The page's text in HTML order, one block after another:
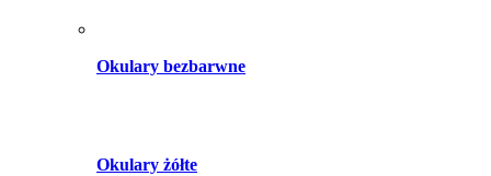
Okulary bezbarwne
Okulary żółte